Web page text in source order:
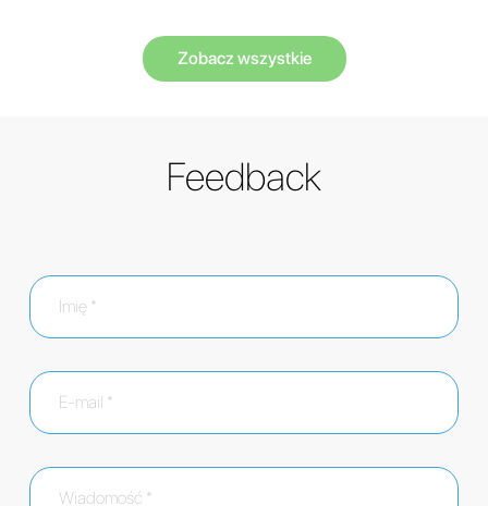
Zobacz wszystkie
Feedback